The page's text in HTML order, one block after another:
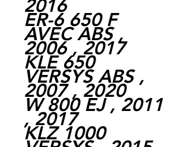
2016
ER-6 650 F
AVEC ABS ,
2006 , 2017
KLE 650
VERSYS ABS ,
2007 , 2020
W 800 EJ , 2011
, 2017
KLZ 1000